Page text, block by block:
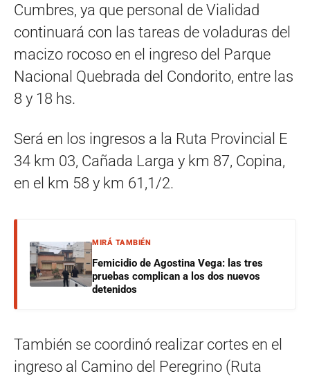
Cumbres, ya que personal de Vialidad
continuará con las tareas de voladuras del
macizo rocoso en el ingreso del Parque
Nacional Quebrada del Condorito, entre las
8 y 18 hs.
Será en los ingresos a la Ruta Provincial E
34 km 03, Cañada Larga y km 87, Copina,
en el km 58 y km 61,1/2.
MIRÁ TAMBIÉN
Femicidio de Agostina Vega: las tres
pruebas complican a los dos nuevos
detenidos
También se coordinó realizar cortes en el
ingreso al Camino del Peregrino (Ruta